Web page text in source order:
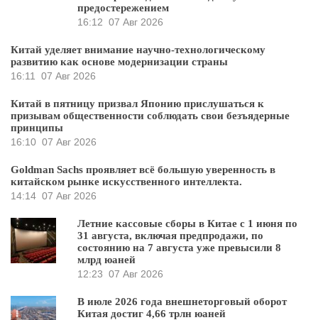
предостережением
16:12 07 Авг 2026
Китай уделяет внимание научно-технологическому
развитию как основе модернизации страны
16:11
07 Авг 2026
Китай в пятницу призвал Японию прислушаться к
призывам общественности соблюдать свои безъядерные
принципы
16:10 07 Авг 2026
Goldman Sachs проявляет всё большую уверенность в
китайском рынке искусственного интеллекта.
14:14 07 Авг 2026
Летние кассовые сборы в Китае с 1 июня по
31 августа, включая предпродажи, по
состоянию на 7 августа уже превысили 8
млрд юаней
12:23 07 Авг 2026
В июле 2026 года внешнеторговый оборот
Китая достиг 4,66 трлн юаней